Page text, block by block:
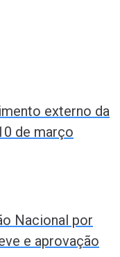
externo da
de março
Nacional por
e aprovação